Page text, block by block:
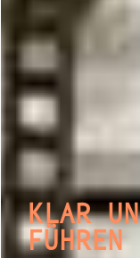
KLAR
FÜHREN